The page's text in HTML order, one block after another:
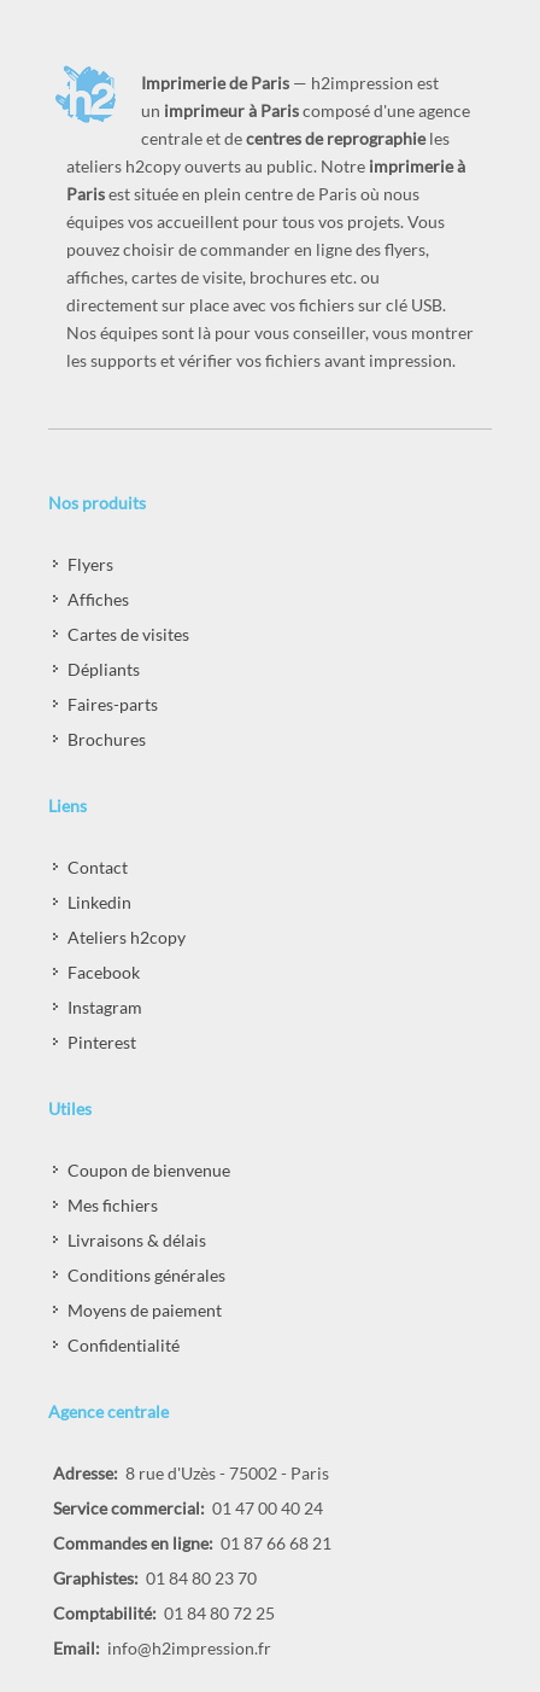
Imprimerie de Paris — h2impression est
un imprimeur à Pariscomposé d'une agence
centrale et decentres de reprographieles
ateliers h2copy ouverts au public. Notre imprimerie à
Parisest située en plein centre de Paris où nous
équipes vos accueillent pour tous vos projets. Vous
pouvez choisir de commander en ligne des flyers,
affiches, cartes de visite, brochures etc. ou
directement sur place avec vos fichiers sur clé USB.
Nos équipes sont là pour vous conseiller, vous montrer
les supports et vérifier vos fichiers avant impression.
Nos produits
Flyers
Affiches
Cartes de visites
Dépliants
Faires-parts
Brochures
Liens
Contact
Linkedin
Ateliers h2copy
Facebook
Instagram
Pinterest
Utiles
Coupon de bienvenue
Mes fichiers
Livraisons & délais
Conditions générales
Moyens de paiement
Confidentialité
Agence centrale
Adresse: 8 rue d'Uzès - 75002 - Paris
Service commercial: 01 47 00 40 24
Commandes en ligne: 01 87 66 68 21
Graphistes: 01 84 80 23 70
Comptabilité: 01 84 80 72 25
Email: info@h2impression.fr